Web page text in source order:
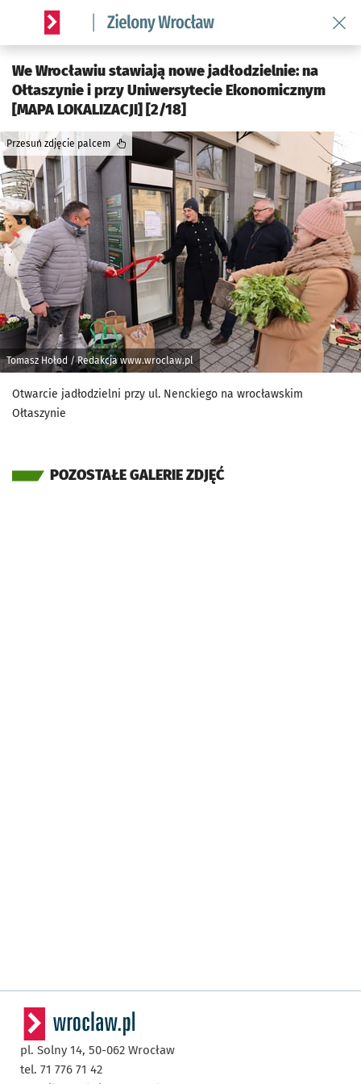
Serwis informacyjny wroclaw.pl podserwis: Środowisko we
We Wrocławiu stawiają nowe jadłodzielnie: na
Ołtaszynie i przy Uniwersytecie Ekonomicznym
[MAPA LOKALIZACJI] [2/18]
Tomasz Hołod / Redakcja www.wroclaw.pl
Przesuń zdjęcie palcem
Otwarcie jadłodzielni przy ul. Nenckiego na wrocławskim
Ołtaszynie
POZOSTAŁE GALERIE ZDJĘĆ
pl. Solny 14, 50-062 Wrocław
tel. 71 776 71 42